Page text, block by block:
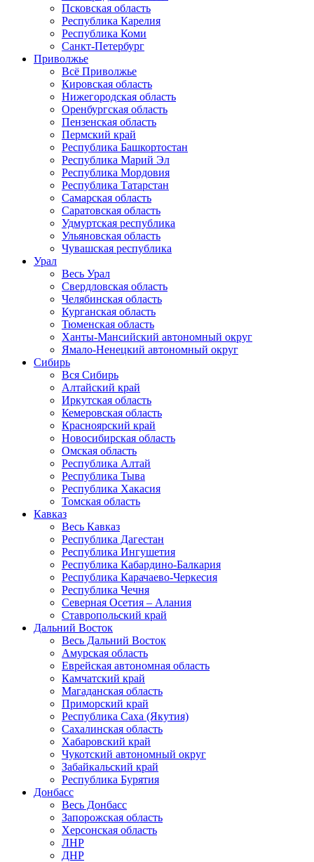
Псковская область
Республика Карелия
Республика Коми
Санкт-Петербург
Приволжье
Всё Приволжье
Кировская область
Нижегородская область
Оренбургская область
Пензенская область
Пермский край
Республика Башкортостан
Республика Марий Эл
Республика Мордовия
Республика Татарстан
Самарская область
Саратовская область
Удмуртская республика
Ульяновская область
Чувашская республика
Урал
Весь Урал
Свердловская область
Челябинская область
Курганская область
Тюменская область
Ханты-Мансийский автономный округ
Ямало-Ненецкий автономный округ
Сибирь
Вся Сибирь
Алтайский край
Иркутская область
Кемеровская область
Красноярский край
Новосибирская область
Омская область
Республика Алтай
Республика Тыва
Республика Хакасия
Томская область
Кавказ
Весь Кавказ
Республика Дагестан
Республика Ингушетия
Республика Кабардино-Балкария
Республика Карачаево-Черкесия
Республика Чечня
Северная Осетия – Алания
Ставропольский край
Дальний Восток
Весь Дальний Восток
Амурская область
Еврейская автономная область
Камчатский край
Магаданская область
Приморский край
Республика Саха (Якутия)
Сахалинская область
Хабаровский край
Чукотский автономный округ
Забайкальский край
Республика Бурятия
Донбасс
Весь Донбасс
Запорожская область
Херсонская область
ЛНР
ДНР